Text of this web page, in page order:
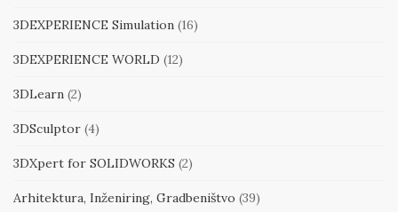
3DEXPERIENCE Simulation (16)
3DEXPERIENCE WORLD (12)
3DLearn (2)
3DSculptor (4)
3DXpert for SOLIDWORKS (2)
Arhitektura, Inženiring, Gradbeništvo (39)